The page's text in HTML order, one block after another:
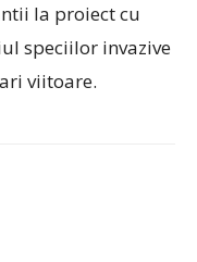
la proiect cu
speciilor invazive
viitoare.